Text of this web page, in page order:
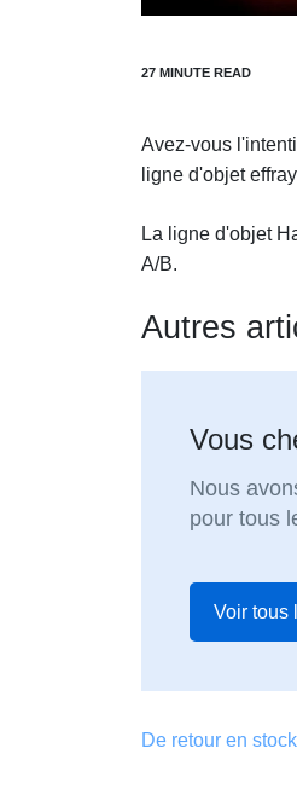
Avez-vous
ligne d'objet
La ligne d'objet
A/B.
Autres
Vous
Nous
pour tous
Voir tous
De retour en